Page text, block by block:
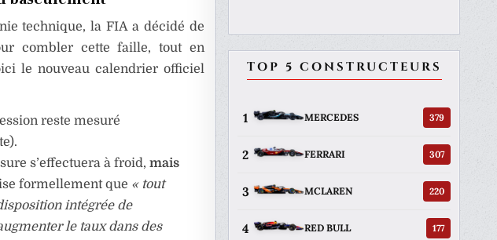
technique, la FIA a décidé de
combler cette faille, tout en
le nouveau calendrier officiel
reste mesuré
s’effectuera à froid, mais
formellement que « tout
intégrée de
le taux dans des
TOP 5 CONSTRUCTEURS
1 MERCEDES 379
2 FERRARI 307
3 MCLAREN 220
4 RED BULL 177